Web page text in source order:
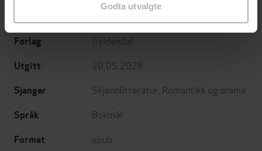
Godta utvalgte
(forfatter)
Forlag Gyldendal
Utgitt 20.05.2026
Sjanger Skjønnlitteratur Romantikk og drama
Språk Bokmål
Format epub